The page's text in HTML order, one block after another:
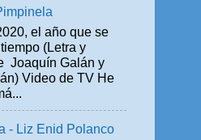
el año que se
(Letra y
Joaquín Galán y
Video de TV He
- Liz Enid Polanco